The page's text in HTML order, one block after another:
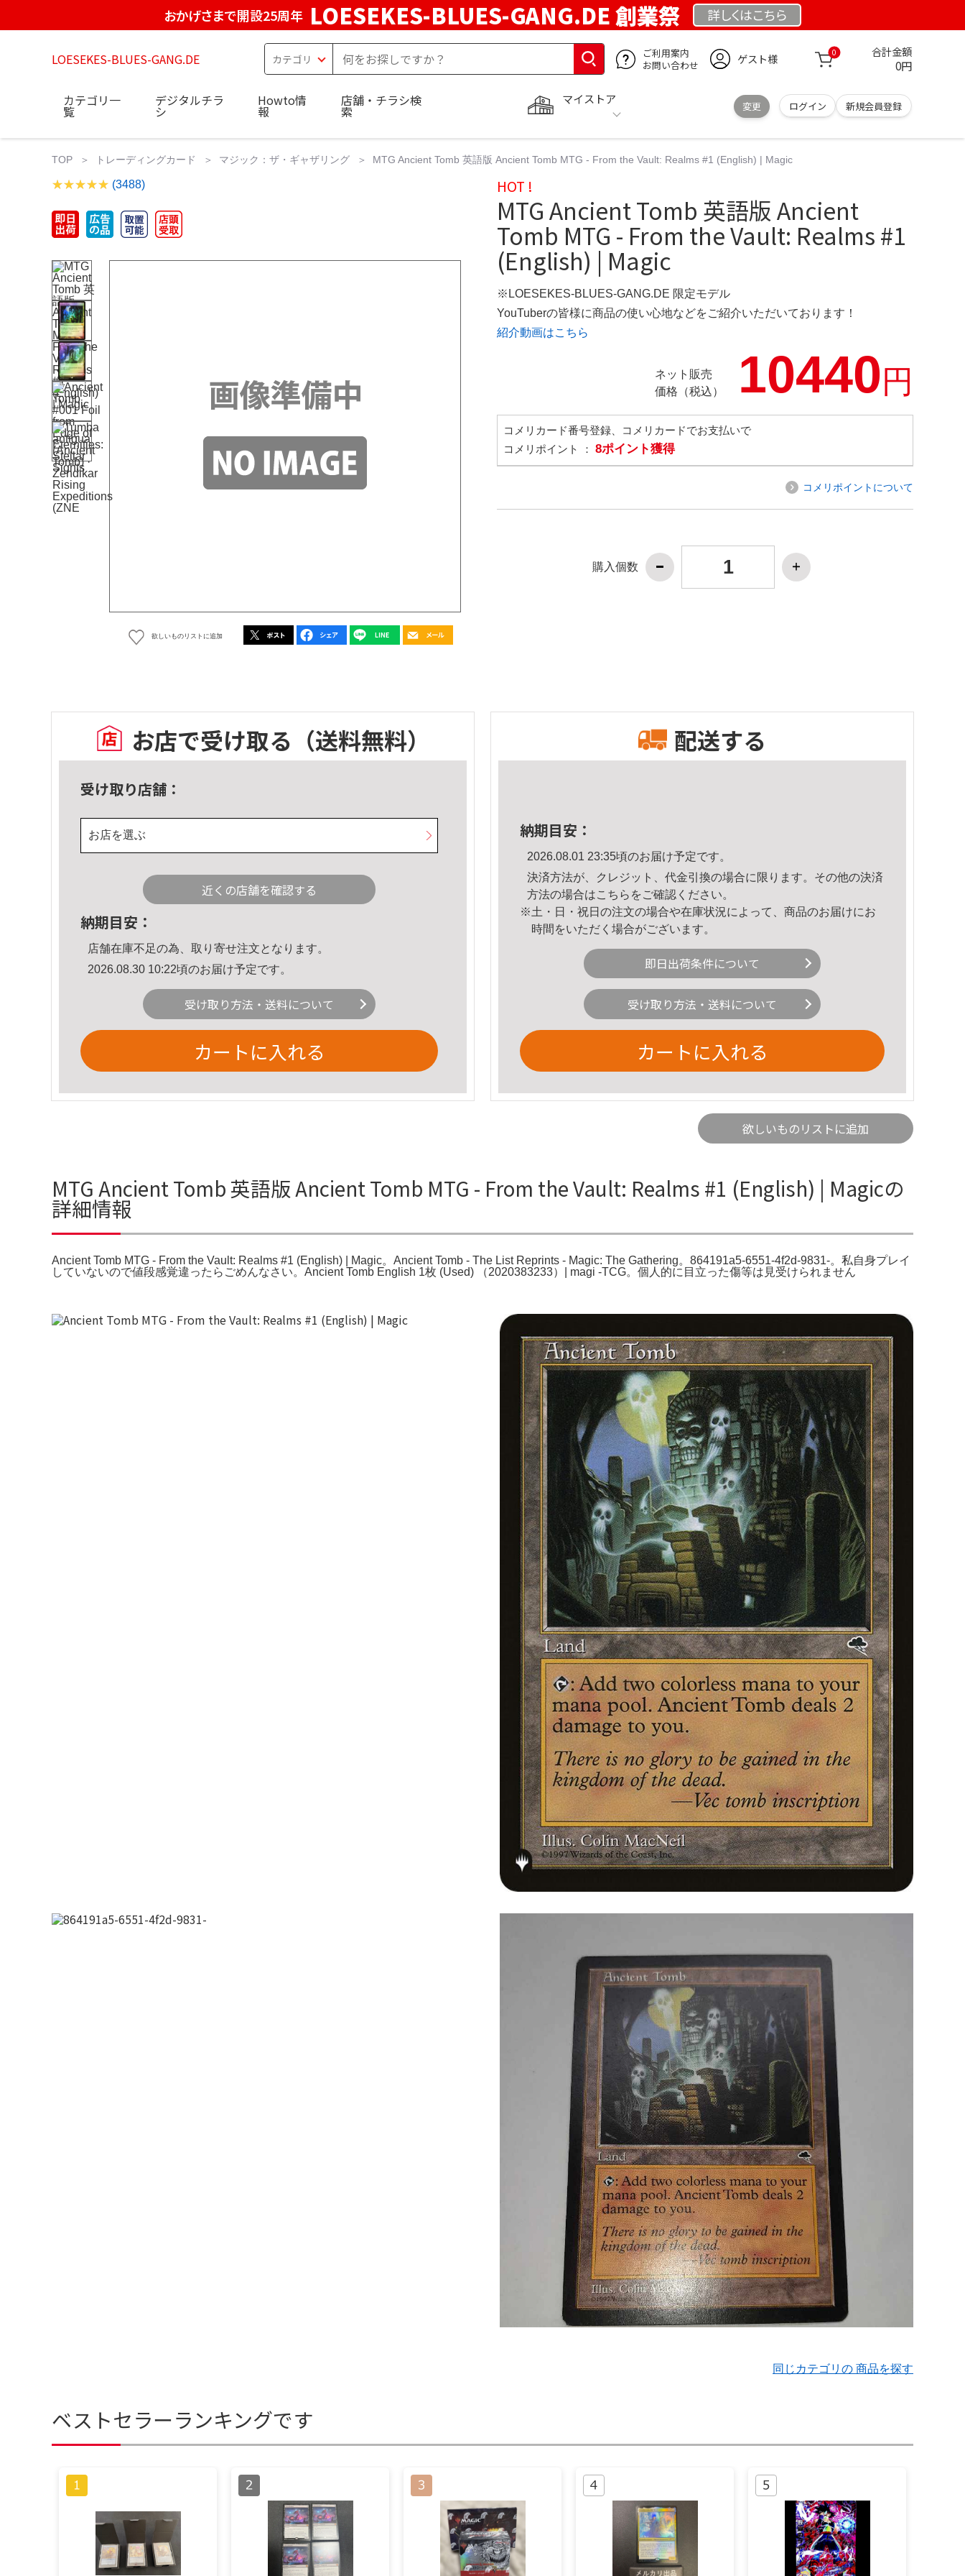
おかげさまで開設25周年 LOESEKES-BLUES-GANG.DE 創業祭 詳しくはこちら
LOESEKES-BLUES-GANG.DE
ご利用案内
お問い合わせ
ゲスト様 0 合計金額
0円
マイストア
変更 ログイン 新規会員登録
カテゴリ一
覧
デジタルチラ
シ
Howto情
報
店舗・チラシ検
索
TOP トレーディングカード マジック：ザ・ギャザリング MTG Ancient Tomb 英語版 Ancient Tomb MTG - From the Vault: Realms #1 (English) | Magic
(3488)
欲しいものリストに追加
HOT !
MTG Ancient Tomb 英語版 Ancient
Tomb MTG - From the Vault: Realms #1
(English) | Magic
※LOESEKES-BLUES-GANG.DE 限定モデル
YouTuberの皆様に商品の使い心地などをご紹介いただいております！
紹介動画はこちら
ネット販売
価格（税込）
10440円
コメリカード番号登録、コメリカードでお支払いで
コメリポイント ： 8ポイント獲得
コメリポイントについて
購入個数
お店で受け取る （送料無料）
受け取り店舗：
お店を選ぶ
近くの店舗を確認する
納期目安：
店舗在庫不足の為、取り寄せ注文となります。
2026.08.30 10:22頃のお届け予定です。
受け取り方法・送料について
カートに入れる
配送する
納期目安：
2026.08.01 23:35頃のお届け予定です。
決済方法が、クレジット、代金引換の場合に限ります。その他の決済
方法の場合はこちら をご確認ください。
※土・日・祝日の注文の場合や在庫状況によって、商品のお届けにお
時間をいただく場合がございます。
即日出荷条件について
受け取り方法・送料について
カートに入れる
欲しいものリストに追加
MTG Ancient Tomb 英語版 Ancient Tomb MTG - From the Vault: Realms #1 (English) | Magicの
詳細情報
Ancient Tomb MTG - From the Vault: Realms #1 (English) | Magic。Ancient Tomb - The List Reprints - Magic: The Gathering。864191a5-6551-4f2d-9831-。私自身プレイ
していないので値段感覚違ったらごめんなさい。Ancient Tomb English 1枚 (Used) （2020383233）| magi -TCG。個人的に目立った傷等は見受けられません
同じカテゴリの 商品を探す
ベストセラーランキングです